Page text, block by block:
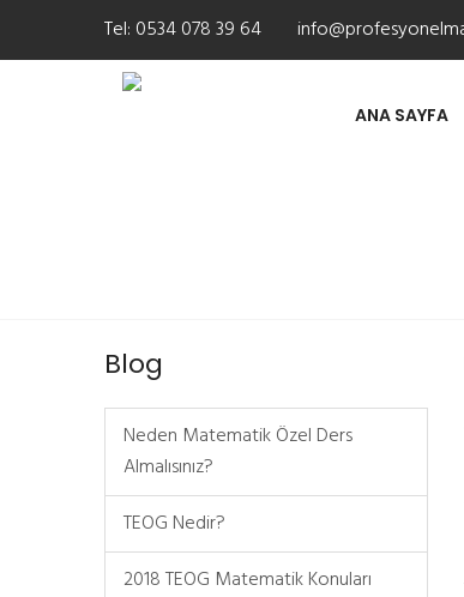
Tel: 0534 078 39 64
ANA SAYFA
Blog
Neden Matematik Özel Ders
Almalısınız?
TEOG Nedir?
2018 TEOG Matematik Konuları